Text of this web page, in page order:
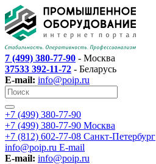
7 (499) 380-77-90 - Москва
37533 392-11-72 - Беларусь
E-mail: info@poip.ru
+7 (499) 380-77-90
+7 (499) 380-77-90 Москва
+7 (812) 602-77-08 Санкт-Петербург
info@poip.ru E-mail
E-mail: info@poip.ru